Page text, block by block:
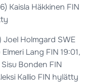
Kaisla Häkkinen FIN
Joel Holmgard SWE
Lang FIN 19:01,
Bonden FIN
Kallio FIN hylätty